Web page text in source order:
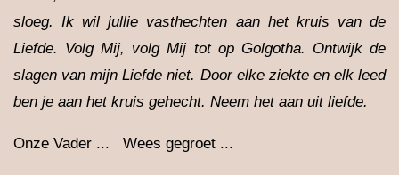
sloeg. Ik wil jullie vasthechten aan het kruis van de
Liefde. Volg Mij, volg Mij tot op Golgotha. Ontwijk de
slagen van mijn Liefde niet. Door elke ziekte en elk leed
ben je aan het kruis gehecht. Neem het aan uit liefde.
Onze Vader ... Wees gegroet ...